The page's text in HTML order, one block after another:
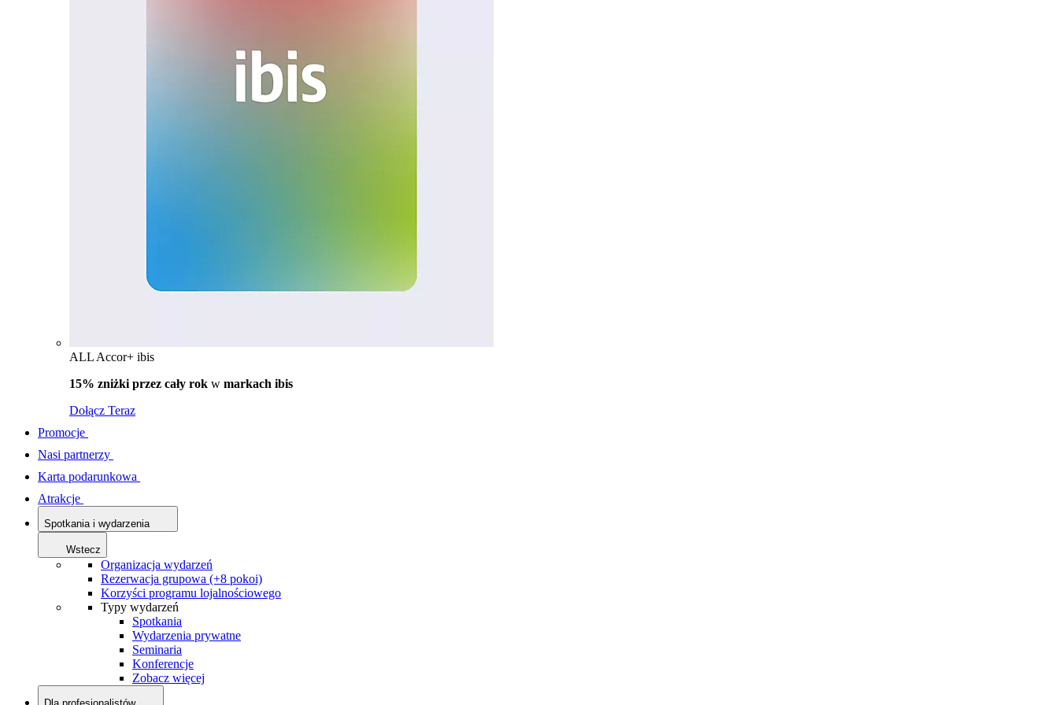
ALL Accor+ ibis
15% zniżki przez cały rok w markach ibis
Dołącz Teraz
Promocje
Nasi partnerzy
Karta podarunkowa
Atrakcje
Spotkania i wydarzenia
Wstecz
Organizacja wydarzeń
Rezerwacja grupowa (+8 pokoi)
Korzyści programu lojalnościowego
Typy wydarzeń
Spotkania
Wydarzenia prywatne
Seminaria
Konferencje
Zobacz więcej